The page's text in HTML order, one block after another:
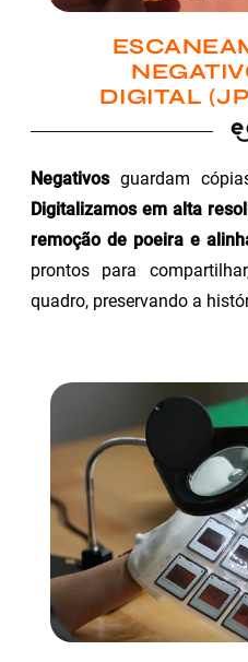
DIGITAL
Negativosguardam
Digitalizamos em alta
remoção de poeira e
prontos para
quadro, preservando a